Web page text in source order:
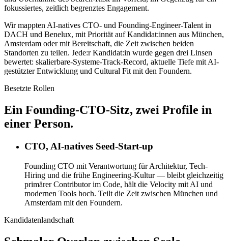
fokussiertes, zeitlich begrenztes Engagement.
Wir mappten AI-natives CTO- und Founding-Engineer-Talent in
DACH und Benelux, mit Priorität auf Kandidat:innen aus München,
Amsterdam oder mit Bereitschaft, die Zeit zwischen beiden
Standorten zu teilen. Jede:r Kandidat:in wurde gegen drei Linsen
bewertet: skalierbare-Systeme-Track-Record, aktuelle Tiefe mit AI-
gestützter Entwicklung und Cultural Fit mit den Foundern.
Besetzte Rollen
Ein Founding-CTO-Sitz, zwei Profile in
einer Person.
CTO, AI-natives Seed-Start-up
Founding CTO mit Verantwortung für Architektur, Tech-
Hiring und die frühe Engineering-Kultur — bleibt gleichzeitig
primärer Contributor im Code, hält die Velocity mit AI und
modernen Tools hoch. Teilt die Zeit zwischen München und
Amsterdam mit den Foundern.
Kandidatenlandschaft